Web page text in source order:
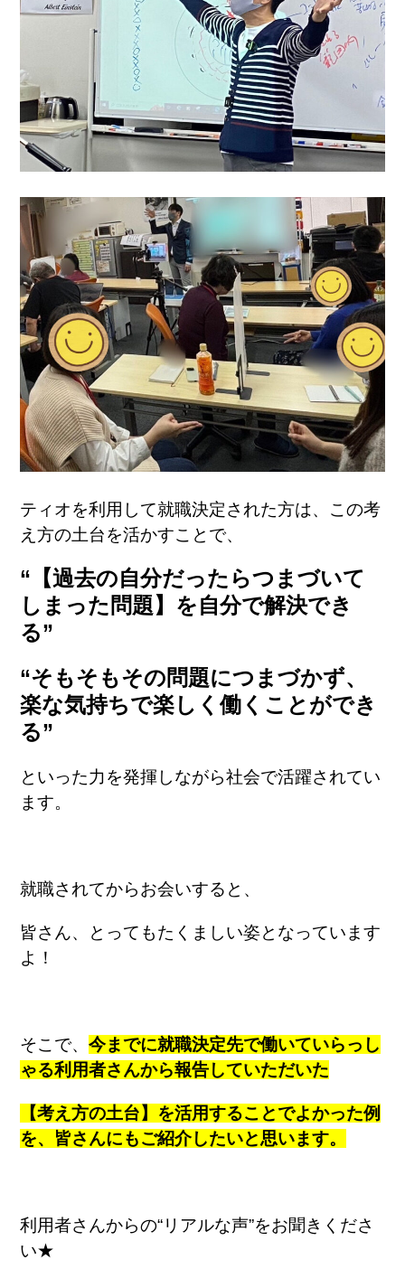
ティオを利用して就職決定された方は、この考
え方の土台を活かすことで、
“ 【過去の自分だったらつまづいて
しまった問題】を自分で解決でき
る”
“そもそもその問題につまづかず、
楽な気持ちで楽しく働くことができ
る”
といった力を発揮しながら社会で活躍されてい
ます。
就職されてからお会いすると、
皆さん、とってもたくましい姿となっています
よ！
そこで、今までに就職決定先で働いていらっし
ゃる利用者さんから報告していただいた
【考え方の土台】を活用することでよかった例
を、皆さんにもご紹介したいと思います。
利用者さんからの“リアルな声”をお聞きくださ
い★